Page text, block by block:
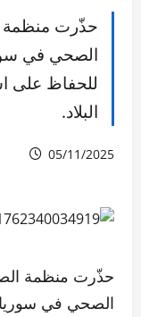
حذّرت منظمة
الصحي في
للحفاظ على
البلاد.
05/11/2025
حذّرت منظمة
الصحي في